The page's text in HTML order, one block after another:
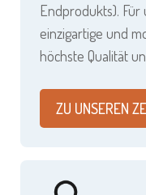
Endprodukts).
einzigartige und
höchste Qualität
ZU UNSEREN